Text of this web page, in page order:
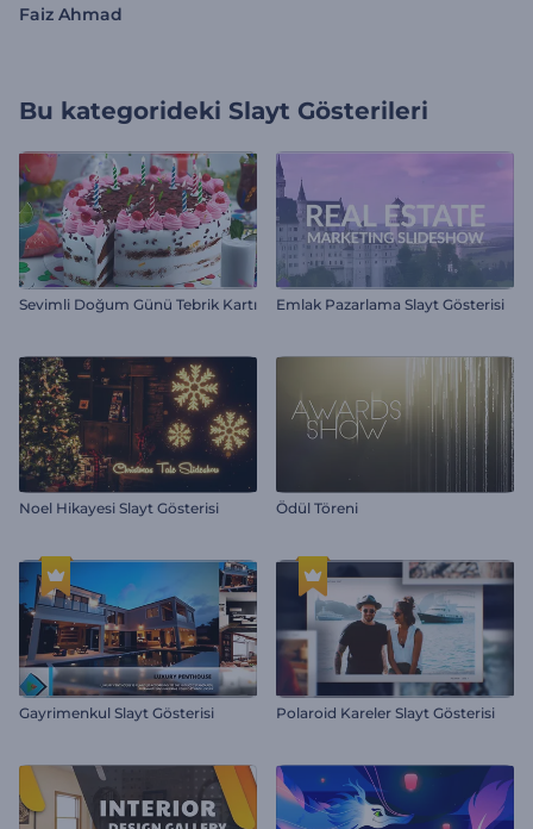
Faiz Ahmad
Bu kategorideki Slayt Gösterileri
Sevimli Doğum Günü Tebrik Kartı Emlak Pazarlama Slayt Gösterisi
Noel Hikayesi Slayt Gösterisi Ödül Töreni
Gayrimenkul Slayt Gösterisi Polaroid Kareler Slayt Gösterisi